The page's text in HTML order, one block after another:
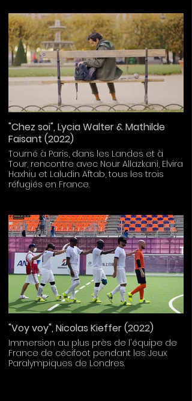
comment écouter la voix du corps dans
un pays où les naissances sont
systématiquement médicalisées ?
"Chez soi", Lycia Walter & Mathilde
Faisant (2022)
Tourné à Paris, dans les Landes et à
Tour, rencontre avec Nour Allazkani, Elvira
Haxhiu et Laludin Aftab, tous les trois
réfugiés en France.
"Voy voy", Nicolas Kieffer (2022)
Immersion au plus près de l'équipe de
France de cécifoot pendant les Jeux
Paralympiques de Londres.